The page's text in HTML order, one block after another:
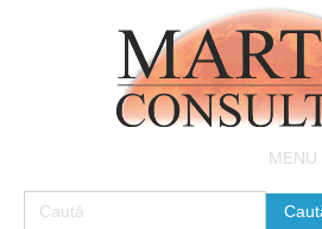
MENU